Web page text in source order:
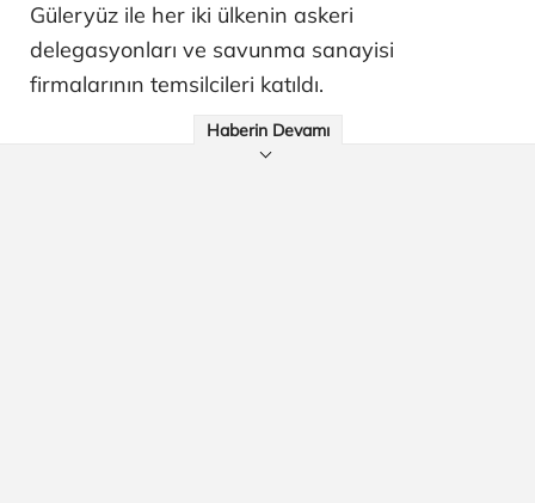
Güleryüz ile her iki ülkenin askeri
delegasyonları ve savunma sanayisi
firmalarının temsilcileri katıldı.
Haberin Devamı